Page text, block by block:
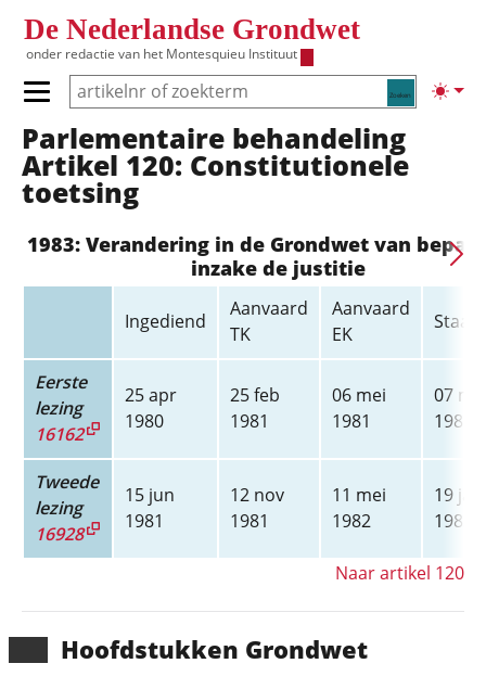
De Nederlandse Grondwet
onder redactie van het Montesquieu Instituut
Zoeken
Primair menu tonen/verbergen
Hoofdnavigatie
Hoofd­stukken Grondwet
Parlementaire behandeling
Artikel 120: Constitutionele
toetsing
1983: Verandering in de Grondwet van
inzake de justitie
Ingediend
Aanvaard
TK
Aanvaard
EK
Eerste
lezing
16162
25 apr
1980
25 feb
1981
06 mei
1981
07
1981
Tweede
lezing
16928
15 jun
1981
12 nov
1981
11 mei
1982
19 jan
1983
Naar artikel 120